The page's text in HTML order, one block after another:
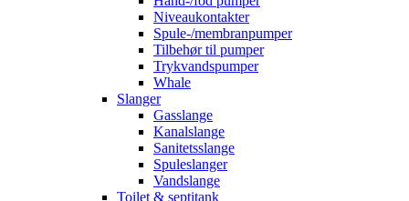
Niveaukontakter
Spule-/membranpumper
Tilbehør til pumper
Trykvandspumper
Whale
Slanger
Gasslange
Kanalslange
Sanitetsslange
Spuleslanger
Vandslange
Toilet & septitank